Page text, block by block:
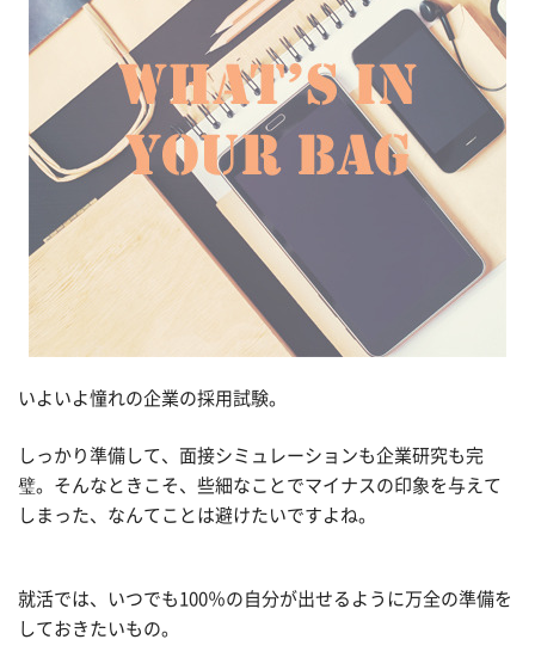
いよいよ憧れの企業の採用試験。
しっかり準備して、面接シミュレーションも企業研究も完
璧。そんなときこそ、些細なことでマイナスの印象を与えて
しまった、なんてことは避けたいですよね。
就活では、いつでも100％の自分が出せるように万全の準備を
しておきたいもの。